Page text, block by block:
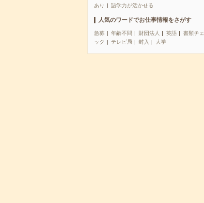
あり
語学力が活かせる
人気のワードでお仕事情報をさがす
急募 年齢不問 財団法人 英語
書類チェ
ック
テレビ局 封入 大学